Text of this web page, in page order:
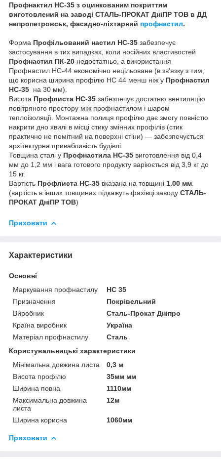
Профнактил НС-35 з оцинкованим покриттям
виготовлений на заводі СТАЛЬ-ПРОКАТ ДніПР ТОВ в ДД
непропетровськ, фасадно-ліхтарний профнастил.
Форма Профільований настил НС-35 забезпечує
застосування в тих випадках, коли носійних властивостей
Профнастил ПК-20 недостатньо, а використання
Профнастил НС-44 економічно нецільоване (в зв'язку з тим,
що корисна ширина профілю НС 44 менш ніж у Профнастил
НС-35 на 30 мм).
Висота Профлиста НС-35 забезпечує достатню вентиляцію
повітряного простору між профнастилом і шаром
теплоізоляції. Монтажна полиця профілю дає змогу повністю
накрити дно хвилі в місці стику змінних профілів (стик
практично не помітний на поверхні стіни) — забезпечується
архітектурна привабливість будівлі.
Товщина сталі у Профнастила НС-35 виготовлення від 0,4
мм до 1,2 мм і вага готового продукту варіюється від 3,9 кг до
15 кг.
Вартість Профлиста НС-35 вказана на товщині 1.00 мм
(вартість в інших товщинах підкажуть фахівці заводу СТАЛЬ-
ПРОКАТ ДніПР ТОВ)
Приховати
Характеристики
Основні
Маркування профнастилу
НС 35
Призначення
Покрівельний
Виробник
Сталь-Прокат Дніпро
Країна виробник
Україна
Матеріал профнастилу
Сталь
Користувальницькі характеристики
Мінімальна довжина листа
0,3 м
Висота профілю
35мм мм
Ширина повна
1110мм
Максимальна довжина
листа
12м
Ширина корисна 1060мм
Приховати